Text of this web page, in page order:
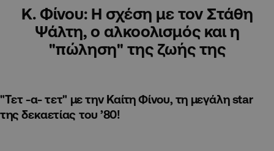
Κ. Φίνου: Η σχέση με τον Στάθη
Ψάλτη, ο αλκοολισμός και η
"πώληση" της ζωής της
"Tετ -α- τετ" με την Καίτη Φίνου, τη μεγάλη star
της δεκαετίας του ’80!